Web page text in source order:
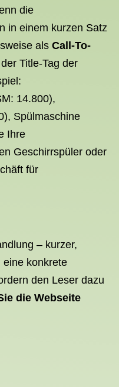
die
in einem kurzen Satz
als Call-To-
Title-Tag der
14.800),
Spülmaschine
Ihre
Geschirrspüler oder
für
– kurzer,
eine konkrete
den Leser dazu
die Webseite